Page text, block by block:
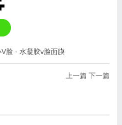
脸 · 水凝胶v脸面膜
上一篇 下一篇